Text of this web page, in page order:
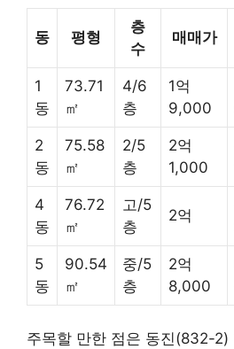
동 평형
층
수
매매가
1
동
73.71
㎡
4/6
층
1억
9,000
2
동
75.58
㎡
2/5
층
2억
1,000
4
동
76.72
㎡
고/5
층
2억
5
동
90.54
㎡
중/5
층
2억
8,000
주목할 만한 점은 동진(832-2)